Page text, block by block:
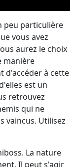
peu particulière
vous avez
aurez le choix
manière
d'accéder à cette
est un
retrouvez
qui ne
vaincus. Utilisez
La nature
Il peut s'agir